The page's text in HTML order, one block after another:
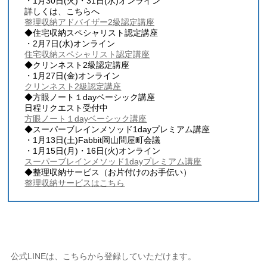
詳しくは、こちらへ
整理収納アドバイザー2級認定講座
◆住宅収納スペシャリスト認定講座
・2月7日(水)オンライン
住宅収納スペシャリスト認定講座
◆クリンネスト2級認定講座
・1月27日(金)オンライン
クリンネスト2級認定講座
◆方眼ノート１dayベーシック講座
日程リクエスト受付中
方眼ノート１dayベーシック講座
◆スーパーブレインメソッド1dayプレミアム講座
・1月13日(土)Fabbit岡山問屋町会議
・1月15日(月)・16日(火)オンライン
スーパーブレインメソッド1dayプレミアム講座
◆整理収納サービス（お片付けのお手伝い）
整理収納サービスはこちら
公式LINEは、こちらから登録していただけます。